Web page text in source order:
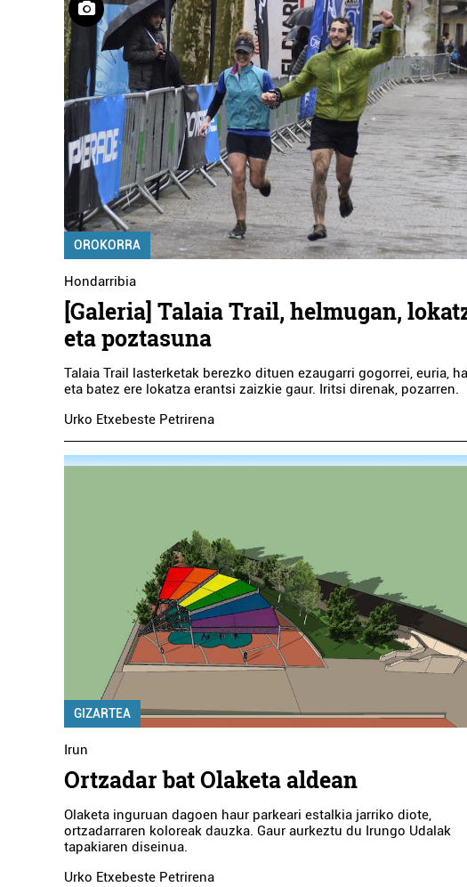
OROKORRA
Hondarribia
[Galeria] Talaia Trail, helmugan,
eta poztasuna
Talaia Trail lasterketak berezko dituen ezaugarri gogorrei, euria,
eta batez ere lokatza erantsi zaizkie gaur. Iritsi direnak, pozarren.
Urko Etxebeste Petrirena
GIZARTEA
Irun
Ortzadar bat Olaketa aldean
Olaketa inguruan dagoen haur parkeari estalkia jarriko diote,
ortzadarraren koloreak dauzka. Gaur aurkeztu du Irungo Udalak
tapakiaren diseinua.
Urko Etxebeste Petrirena